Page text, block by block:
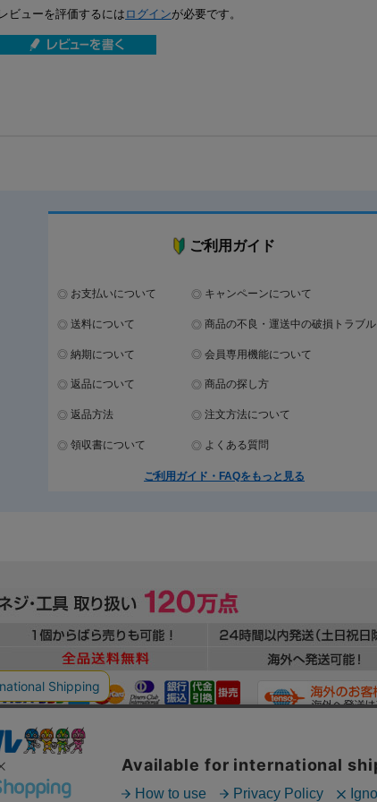
レビューを評価するには ログインが必要です。
ご利用ガイド
お支払いについて キャンペーンについて
送料について 商品の不良・運送中の破損トラブル
納期について 会員専用機能について
返品について 商品の探し方
返品方法 注文方法について
領収書について よくある質問
ご利用ガイド・FAQをもっと見る